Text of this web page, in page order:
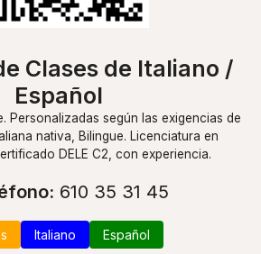
Clases de Italiano /
Español
Personalizadas según las exigencias de
nativa, Bilingue. Licenciatura en
DELE C2, con experiencia.
610 35 31 45
Italiano Español